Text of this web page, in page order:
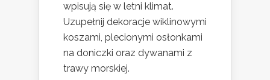
wpisują się w letni klimat.
Uzupełnij dekoracje wiklinowymi
koszami, plecionymi osłonkami
na doniczki oraz dywanami z
trawy morskiej.